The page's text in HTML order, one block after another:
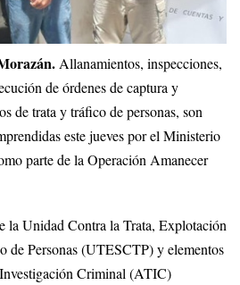
Allanamientos, inspecciones,
de órdenes de captura y
de trata y tráfico de personas, son
este jueves por el Ministerio
parte de la Operación Amanecer
la Unidad Contra la Trata, Explotación
de Personas (UTESCTP) y elementos
Criminal (ATIC)